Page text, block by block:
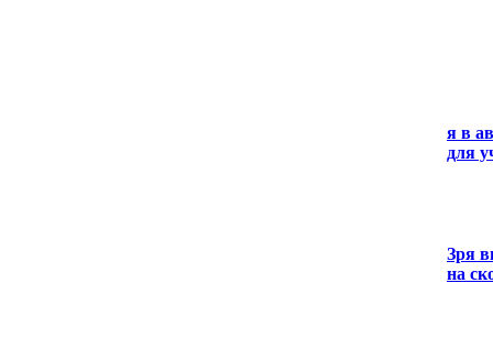
я в
для
Зря
на